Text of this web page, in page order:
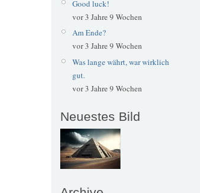
Good luck!
vor 3 Jahre 9 Wochen
Am Ende?
vor 3 Jahre 9 Wochen
Was lange währt, war wirklich
gut.
vor 3 Jahre 9 Wochen
Neuestes Bild